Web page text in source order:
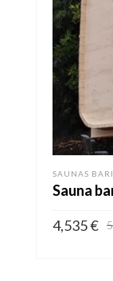
SAUNAS
Sauna
4,535€